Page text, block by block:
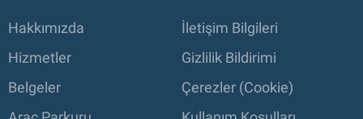
Hakkımızda
Hizmetler
Belgeler
İletişim Bilgileri
Gizlilik Bildirimi
Çerezler (Cookie)